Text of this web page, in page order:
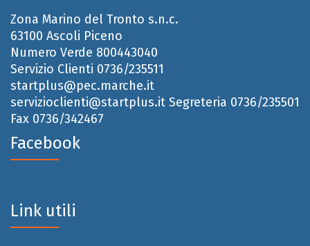
Zona Marino del Tronto s.n.c.
63100 Ascoli Piceno
Numero Verde 800443040
Servizio Clienti 0736/235511
startplus@pec.marche.it
servizioclienti@startplus.it Segreteria 0736/235501
Fax 0736/342467
Facebook
Link utili